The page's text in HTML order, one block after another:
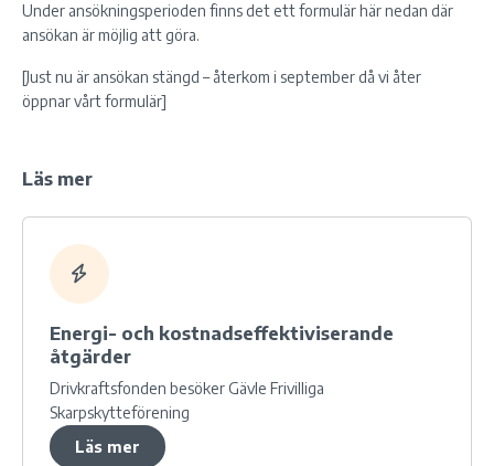
Under ansökningsperioden finns det ett formulär här nedan där
ansökan är möjlig att göra.
[Just nu är ansökan stängd – återkom i september då vi åter
öppnar vårt formulär]
Läs mer
Energi- och kostnadseffektiviserande
åtgärder
Drivkraftsfonden besöker Gävle Frivilliga
Skarpskytteförening
Läs mer